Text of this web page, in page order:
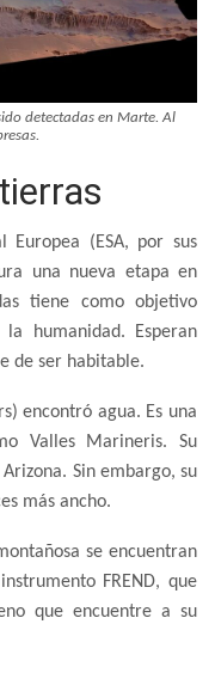
detectadas en Marte. Al
Europea (ESA, por sus
una nueva etapa en
tiene como objetivo
humanidad. Esperan
de ser habitable.
encontró agua. Es una
Valles Marineris. Su
Sin embargo, su
más ancho.
se encuentran
FREND, que
que encuentre a su